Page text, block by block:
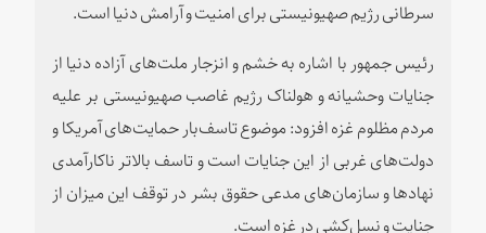
سرطانی رژیم صهیونیستی برای امنیت و آرامش دنیا است.
رئیس جمهور با اشاره به خشم و انزجار ملت‌های آزاده دنیا از
جنایات وحشیانه و هولناک رژیم غاصب صهیونیستی بر علیه
مردم مظلوم غزه افزود: موضوع تاسف‌بار حمایت‌های آمریکا و
دولت‌های غربی از این جنایات است و تاسف بالاتر ناکارآمدی
نهادها و سازمان‌های مدعی حقوق بشر در توقف این میزان از
جنایت و نسل‌کشی در غزه است.